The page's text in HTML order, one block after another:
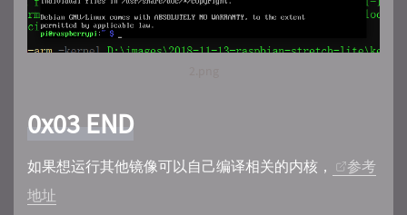
0x03 END
如果想运行其他镜像可以自己编译相关的内核，
参考
地址